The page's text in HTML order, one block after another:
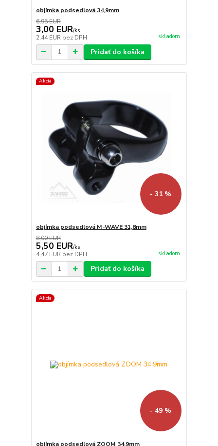
objímka podsedlová 34,9mm
6,95 EUR
3,00 EUR/ks
2,44 EUR bez DPH skladom
Pridať do košíka
Akcia
- 31 %
objímka podsedlová M-WAVE 31,8mm
8,00 EUR
5,50 EUR/ks
4,47 EUR bez DPH skladom
Pridať do košíka
Akcia
- 49 %
objímka podsedlová ZOOM 34,9mm